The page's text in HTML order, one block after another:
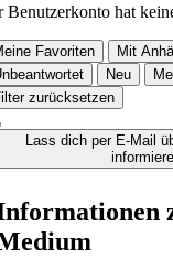
Benutzerkonto hat
Favoriten
Mit
Neu
zurücksetzen
Lass dich per E-Mail